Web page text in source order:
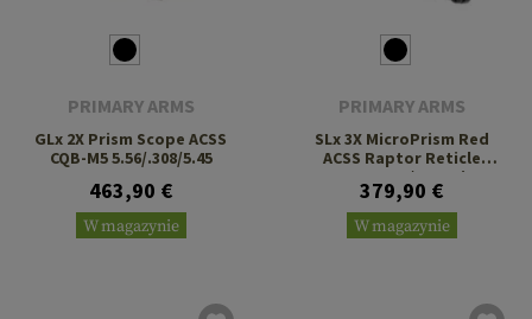
PRIMARY ARMS
GLx 2X Prism Scope ACSS
CQB-M5 5.56/.308/5.45
463,90 €
W magazynie
PRIMARY ARMS
SLx 3X MicroPrism Red
ACSS Raptor Reticle
Meter 5.56/.308 Win
379,90 €
W magazynie